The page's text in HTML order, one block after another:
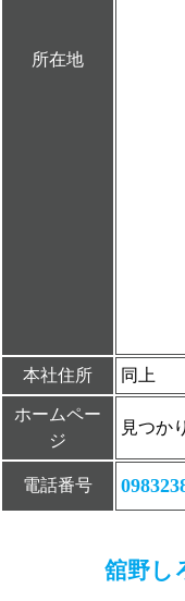
所在地
本社住所 同上
ホームペー
ジ
見つか
電話番号
舘野し